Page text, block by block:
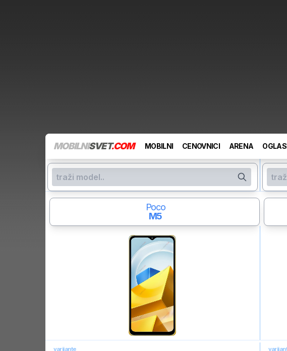
MOBILNISVET.COM MOBILNI CENOVNICI ARENA
Poco
M5
varijante